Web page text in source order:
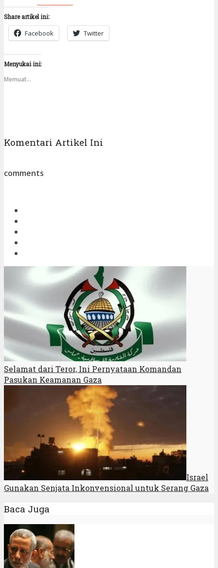
Share artikel ini:
Facebook Twitter
Menyukai ini:
Memuat...
Komentari Artikel Ini
comments
Selamat dari Teror, Ini Pernyataan Komandan
Pasukan Keamanan Gaza
Israel
Gunakan Senjata Inkonvensional untuk Serang Gaza
Baca Juga